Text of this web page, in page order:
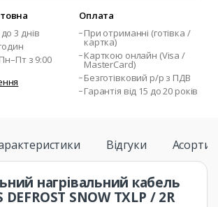
3 днів
з 9:00
Оплата
При отриманні (готівка /
картка)
Карткою онлайн (Visa /
MasterCard)
Безготівковий р/р з ПДВ
Гарантія від 15 до 20 років
Відгуки
нагрівальний кабель
DEFROST SNOW TXLP / 2R